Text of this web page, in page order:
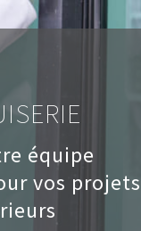
équipe
vos projets